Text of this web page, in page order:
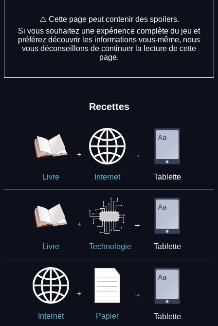
⚠️ Cette page peut contenir des spoilers.
Si vous souhaitez une expérience complète du jeu et
préférez découvrir les informations vous-même, nous
vous déconseillons de continuer la lecture de cette
page.
Recettes
Livre
+
Internet
→
Tablette
Livre
+
Technologie
→
Tablette
Internet
+
Papier
→
Tablette